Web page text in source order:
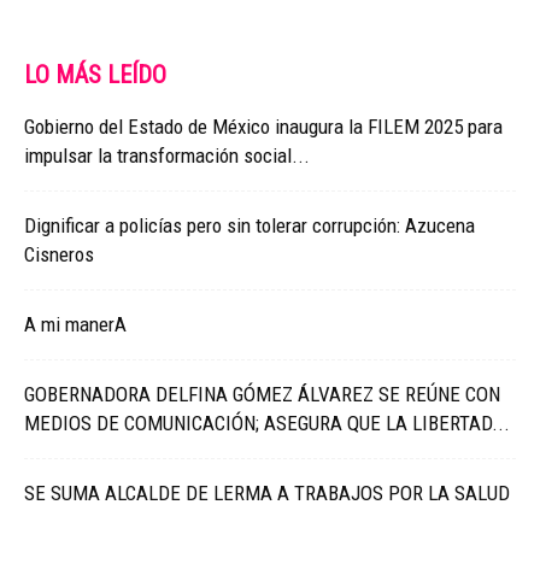
LO MÁS LEÍDO
Gobierno del Estado de México inaugura la FILEM 2025 para
impulsar la transformación social...
Dignificar a policías pero sin tolerar corrupción: Azucena
Cisneros
A mi manerA
GOBERNADORA DELFINA GÓMEZ ÁLVAREZ SE REÚNE CON
MEDIOS DE COMUNICACIÓN; ASEGURA QUE LA LIBERTAD...
SE SUMA ALCALDE DE LERMA A TRABAJOS POR LA SALUD